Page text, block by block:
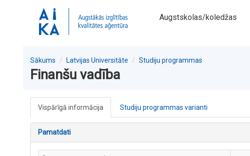
Augstskolas/koledžas
Sākums Latvijas Universitāte Studiju programmas
Finanšu vadība
Vispārīgā informācija Studiju programmas varianti
Pamatdati